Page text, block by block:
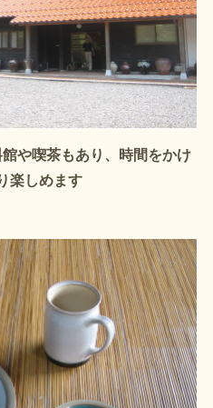
や喫茶もあり、時間をかけ
楽しめます